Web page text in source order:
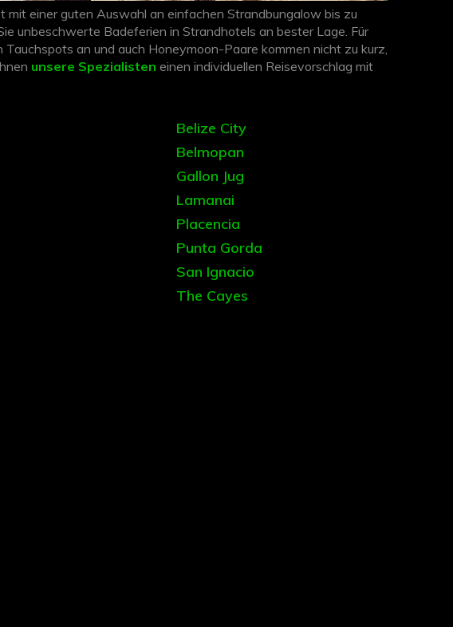
einer guten Auswahl an einfachen Strandbungalow bis zu
unbeschwerte Badeferien in Strandhotels an bester Lage. Für
an und auch Honeymoon-Paare kommen nicht zu kurz,
unsere Spezialisten einen individuellen Reisevorschlag mit
Belize City
Belmopan
Gallon Jug
Lamanai
Placencia
Punta Gorda
San Ignacio
The Cayes